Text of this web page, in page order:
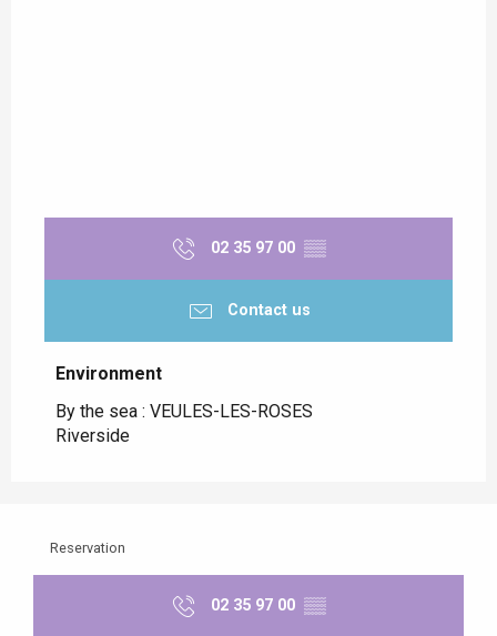
02 35 97 00 ▒▒
Contact us
Environment
Environment
By the sea : VEULES-LES-ROSES
Riverside
Reservation
02 35 97 00 ▒▒